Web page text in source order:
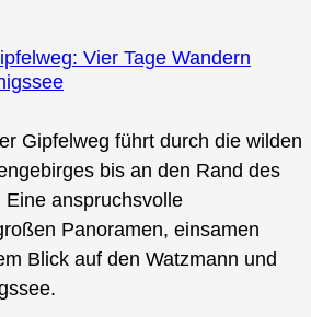
Vier Tage Wandern
Gipfelweg führt durch die wilden
bis an den Rand des
anspruchsvolle
Panoramen, einsamen
Blick auf den Watzmann und